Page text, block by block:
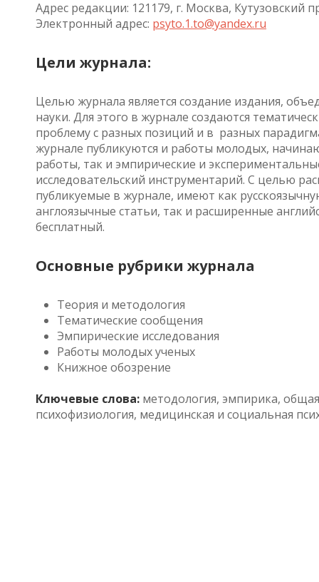
Адрес редакции: 121179, г. Москва, Кутузовский
Электронный адрес: psyto.1.to@yandex.ru
Цели журнала:
Целью журнала является создание издания,
науки. Для этого в журнале создаются
проблему с разных позиций и в разных
журнале публикуются и работы молодых,
работы, так и эмпирические и
исследовательский инструментарий. С целью
публикуемые в журнале, имеют как
англоязычные статьи, так и расширенные
бесплатный.
Основные рубрики журнала
Теория и методология
Тематические сообщения
Эмпирические исследования
Работы молодых ученых
Книжное обозрение
Ключевые слова: методология, эмпирика,
психофизиология, медицинская и социальная